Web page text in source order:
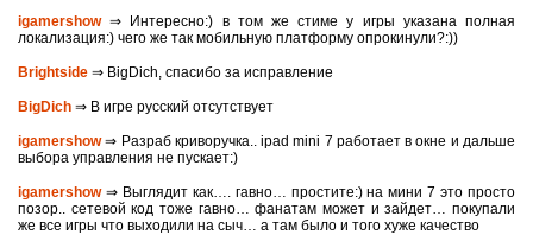
igamershow⇒ Интересно:) в том же стиме у игры указана полная
локализация:) чего же так мобильную платформу опрокинули?:))
Brightside ⇒ BigDich, спасибо за исправление
BigDich ⇒ В игре русский отсутствует
igamershow⇒ Разраб криворучка.. ipad mini 7 работает в окне и дальше
выбора управления не пускает:)
igamershow⇒ Выглядит как…. гавно… простите:) на мини 7 это просто
позор.. сетевой код тоже гавно… фанатам может и зайдет… покупали
же все игры что выходили на сыч… а там было и того хуже качество